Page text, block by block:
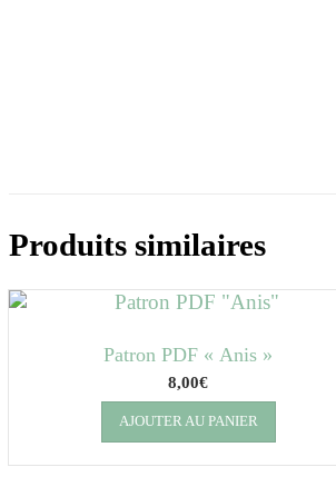
Produits similaires
Patron PDF « Anis »
8,00€
AJOUTER AU PANIER